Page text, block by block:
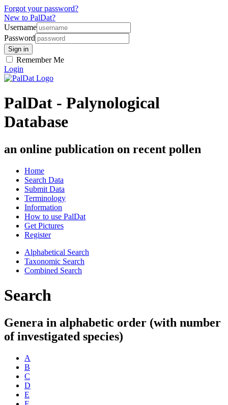
Forgot your password?
New to PalDat?
Username
Password
Remember Me
Login
PalDat - Palynological
Database
an online publication on recent pollen
Home
Search Data
Submit Data
Terminology
Information
How to use PalDat
Get Pictures
Register
Alphabetical Search
Taxonomic Search
Combined Search
Search
Genera in alphabetic order (with number
of investigated species)
A
B
C
D
E